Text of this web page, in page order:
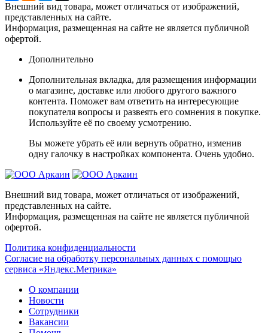
Внешний вид товара, может отличаться от изображений,
представленных на сайте.
Информация, размещенная на сайте не является публичной
офертой.
Дополнительно
Дополнительная вкладка, для размещения информации
о магазине, доставке или любого другого важного
контента. Поможет вам ответить на интересующие
покупателя вопросы и развеять его сомнения в покупке.
Используйте её по своему усмотрению.
Вы можете убрать её или вернуть обратно, изменив
одну галочку в настройках компонента. Очень удобно.
Внешний вид товара, может отличаться от изображений,
представленных на сайте.
Информация, размещенная на сайте не является публичной
офертой.
Политика конфиденциальности
Согласие на обработку персональных данных с помощью
сервиса «Яндекс.Метрика»
О компании
Новости
Сотрудники
Вакансии